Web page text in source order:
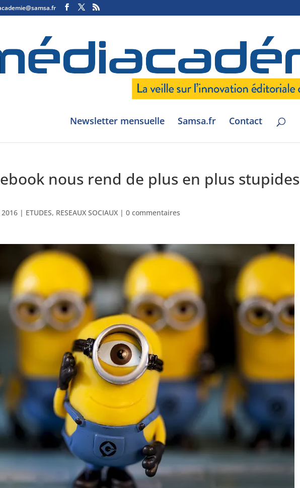
Newsletter mensuelle Samsa.fr Contact
nous rend de plus en plus stupides
2016 | ETUDES, RESEAUX SOCIAUX | 0 commentaires